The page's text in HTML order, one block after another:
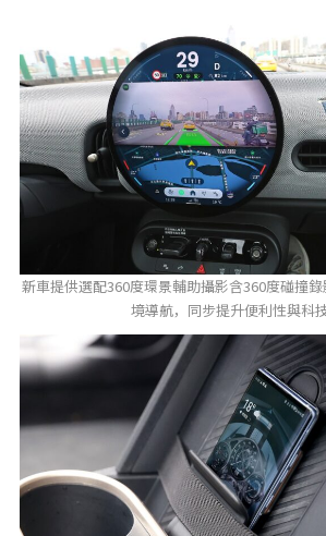
新車提供選配360度環景輔助攝影含360度碰撞
境導航，同步提升便利性與科技